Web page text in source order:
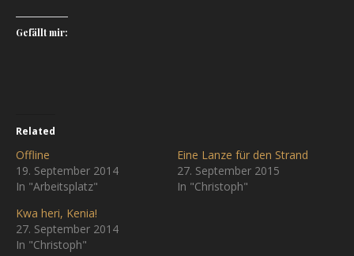
Gefällt mir:
Related
Offline
19. September 2014
In "Arbeitsplatz"
Eine Lanze für den Strand
27. September 2015
In "Christoph"
Kwa heri, Kenia!
27. September 2014
In "Christoph"